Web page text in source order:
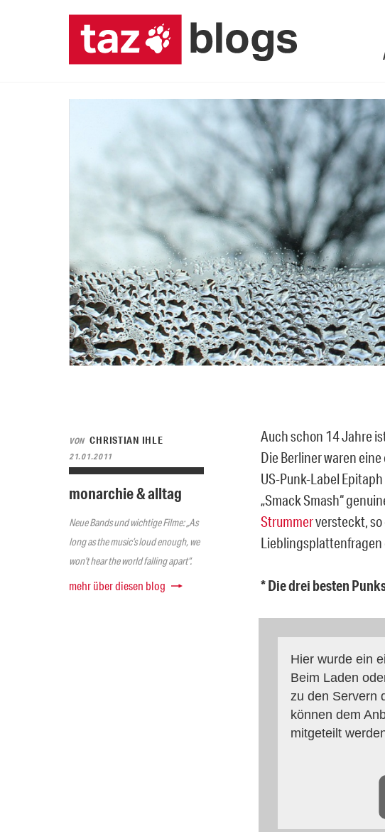
VON CHRISTIAN IHLE
21.01.2011
monarchie & alltag
Neue Bands und wichtige Filme: „As
long as the music’s loud enough, we
won’t hear the world falling apart“.
mehr über diesen blog
Auch schon 14 Jahre
Die Berliner waren
US-Punk-Label
„Smack Smash“
Strummerversteckt,
* Die drei besten
Hier wurde ein
Beim Laden
zu den Servern
können dem
mitgeteilt